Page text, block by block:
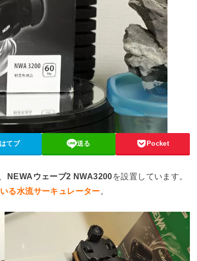
はてブ 送る Pocket
NEWAウェーブ2 NWA3200を設置しています。
る水流サーキュレーター。